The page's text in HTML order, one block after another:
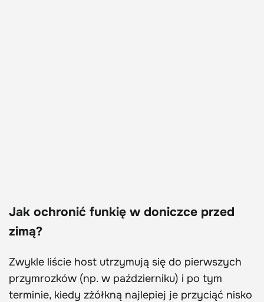
Jak ochronić funkię w doniczce przed
zimą?
Zwykle liście host utrzymują się do pierwszych
przymrozków (np. w październiku) i po tym
terminie, kiedy zżółkną najlepiej je przyciąć nisko